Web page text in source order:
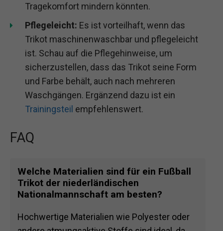
Tragekomfort mindern könnten.
Pflegeleicht: Es ist vorteilhaft, wenn das
Trikot maschinenwaschbar und pflegeleicht
ist. Schau auf die Pflegehinweise, um
sicherzustellen, dass das Trikot seine Form
und Farbe behält, auch nach mehreren
Waschgängen. Ergänzend dazu ist ein
Trainingsteil empfehlenswert.
FAQ
Welche Materialien sind für ein Fußball
Trikot der niederländischen
Nationalmannschaft am besten?
Hochwertige Materialien wie Polyester oder